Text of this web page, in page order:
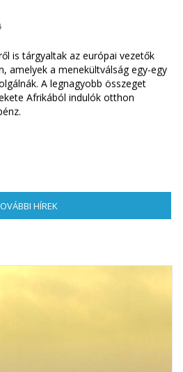
is tárgyaltak az európai vezetők
amelyek a menekültválság egy-egy
A legnagyobb összeget
Afrikából indulók otthon
HÍREK